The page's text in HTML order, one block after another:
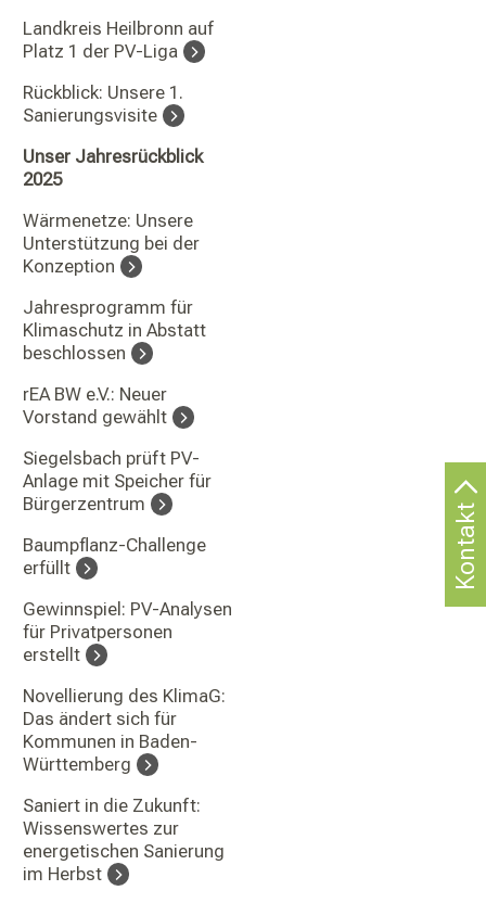
Landkreis Heilbronn auf
Platz 1 der PV-Liga
Rückblick: Unsere 1.
Sanierungsvisite
Unser Jahresrückblick
2025
Wärmenetze: Unsere
Unterstützung bei der
Konzeption
Jahresprogramm für
Klimaschutz in Abstatt
beschlossen
rEA BW e.V.: Neuer
Vorstand gewählt
Siegelsbach prüft PV-
Anlage mit Speicher für
Bürgerzentrum
Baumpflanz-Challenge
erfüllt
Gewinnspiel: PV-Analysen
für Privatpersonen
erstellt
Novellierung des KlimaG:
Das ändert sich für
Kommunen in Baden-
Württemberg
Saniert in die Zukunft:
Wissenswertes zur
energetischen Sanierung
im Herbst
Kontakt